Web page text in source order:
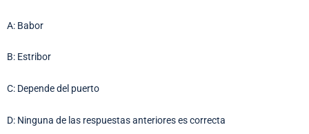
A: Babor
B: Estribor
C: Depende del puerto
D: Ninguna de las respuestas anteriores es correcta